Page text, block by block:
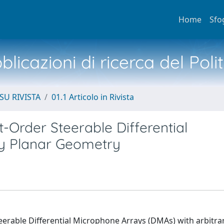
Home
di ricerca del
RIVISTA 01.1 Articolo in Rivista
Order Steerable Differential
Planar Geometry
Differential Microphone Arrays (DMAs) with